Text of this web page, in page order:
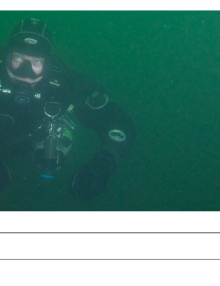
deralten Galerie